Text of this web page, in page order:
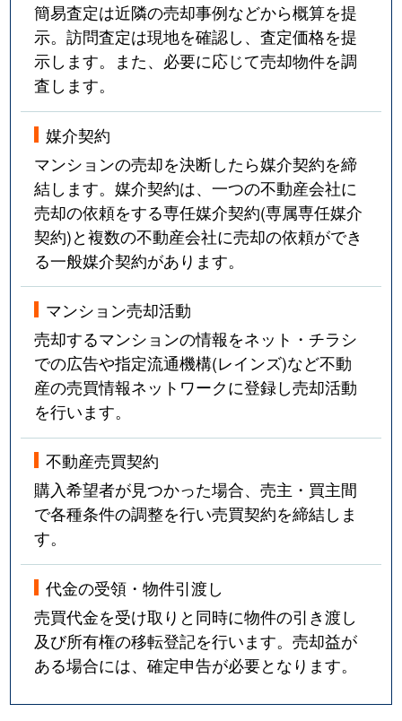
簡易査定は近隣の売却事例などから概算を提
示。訪問査定は現地を確認し、査定価格を提
示します。また、必要に応じて売却物件を調
査します。
媒介契約
マンションの売却を決断したら媒介契約を締
結します。媒介契約は、一つの不動産会社に
売却の依頼をする専任媒介契約(専属専任媒介
契約)と複数の不動産会社に売却の依頼ができ
る一般媒介契約があります。
マンション売却活動
売却するマンションの情報をネット・チラシ
での広告や指定流通機構(レインズ)など不動
産の売買情報ネットワークに登録し売却活動
を行います。
不動産売買契約
購入希望者が見つかった場合、売主・買主間
で各種条件の調整を行い売買契約を締結しま
す。
代金の受領・物件引渡し
売買代金を受け取りと同時に物件の引き渡し
及び所有権の移転登記を行います。売却益が
ある場合には、確定申告が必要となります。